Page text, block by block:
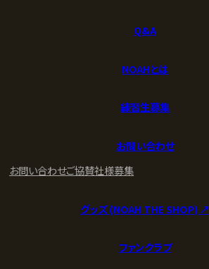
Q&A
NOAHとは
練習生募集
お問い合わせ
お問い合わせご協賛社様募集
グッズ (NOAH THE SHOP) ↗︎
ファンクラブ